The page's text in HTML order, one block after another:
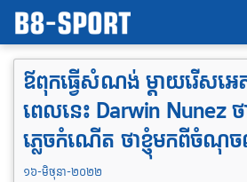
ឪពុកធ្វើសំណង់ ម្ដាយរើសអ
ពេល​នេះ Darwin Nunez ថ
ភ្លេចកំណើត ថា​ខ្ញុំមក​ពី​ចំណុ
១៦-មិថុនា-២០២២